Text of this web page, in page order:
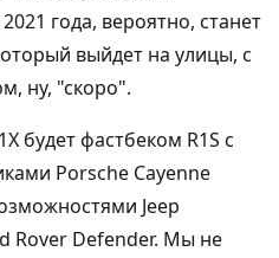
года, вероятно, станет
выйдет на улицы, с
ну, "скоро".
будет фастбеком R1S с
Porsche Cayenne
Jeep
Rover Defender. Мы не